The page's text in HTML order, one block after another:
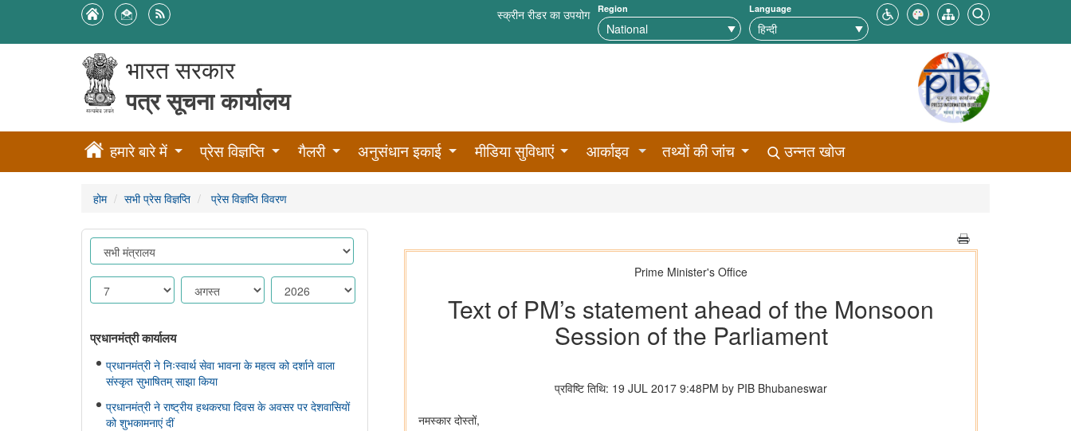
स्क्रीन रीडर का उपयोग Region Language
भारत सरकार
पत्र सूचना कार्यालय
हमारे बारे में प्रेस विज्ञप्ति गैलरी अनुसंधान इकाई मीडिया सुविधाएं आर्काइव तथ्यों की जांच उन्नत खोज
होम सभी प्रेस विज्ञप्ति प्रेस विज्ञप्ति विवरण
प्रधानमंत्री कार्यालय
प्रधानमंत्री ने निःस्वार्थ सेवा भावना के महत्व को दर्शाने वाला
संस्कृत सुभाषितम् साझा किया
प्रधानमंत्री ने राष्ट्रीय हथकरघा दिवस के अवसर पर देशवासियों
को शुभकामनाएं दीं